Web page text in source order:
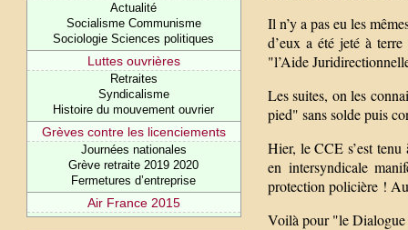
Actualité
Socialisme Communisme
Sociologie Sciences politiques
Luttes ouvrières
Retraites
Syndicalisme
Histoire du mouvement ouvrier
Grèves contre les licenciements
Journées nationales
Grève retraite 2019 2020
Fermetures d’entreprise
Air France 2015
Il n’y a pas eu les
d’eux a été jeté à
"l’Aide
Les suites, on les
pied" sans solde puis
Hier, le CCE s’est
en intersyndicale
protection policière !
Voilà pour "le